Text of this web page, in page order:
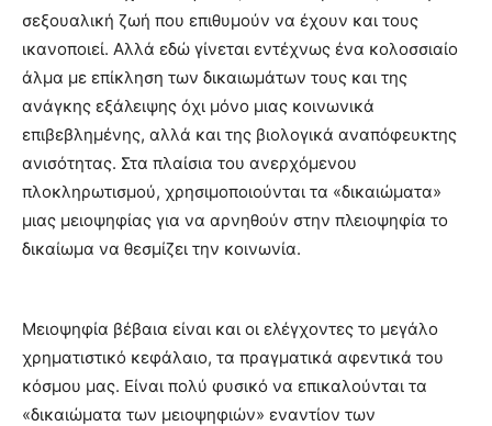
σεξουαλική ζωή που επιθυμούν να έχουν και τους
ικανοποιεί. Αλλά εδώ γίνεται εντέχνως ένα κολοσσιαίο
άλμα με επίκληση των δικαιωμάτων τους και της
ανάγκης εξάλειψης όχι μόνο μιας κοινωνικά
επιβεβλημένης, αλλά και της βιολογικά αναπόφευκτης
ανισότητας. Στα πλαίσια του ανερχόμενου
πλοκληρωτισμού, χρησιμοποιούνται τα «δικαιώματα»
μιας μειοψηφίας για να αρνηθούν στην πλειοψηφία το
δικαίωμα να θεσμίζει την κοινωνία.
Μειοψηφία βέβαια είναι και οι ελέγχοντες το μεγάλο
χρηματιστικό κεφάλαιο, τα πραγματικά αφεντικά του
κόσμου μας. Είναι πολύ φυσικό να επικαλούνται τα
«δικαιώματα των μειοψηφιών» εναντίον των